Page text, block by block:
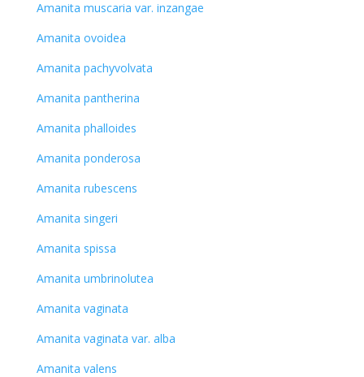
Amanita muscaria var. inzangae
Amanita ovoidea
Amanita pachyvolvata
Amanita pantherina
Amanita phalloides
Amanita ponderosa
Amanita rubescens
Amanita singeri
Amanita spissa
Amanita umbrinolutea
Amanita vaginata
Amanita vaginata var. alba
Amanita valens